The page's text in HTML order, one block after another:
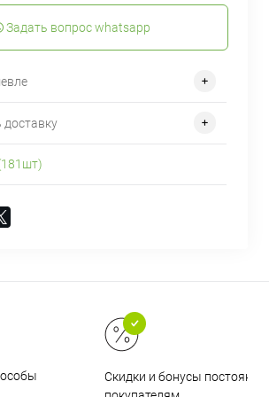
Задать вопрос whatsapp
доставку
Скидки и бонусы